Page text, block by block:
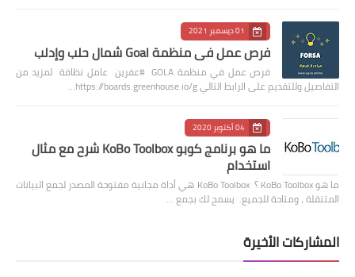
01 ديسمبر 2021
فرص عمل في منظمة Goal شمال حلب وإدلب
فرص عمل في منظمة GOLA #عفرين عامل نظافة لمزيد من
التفاصيل وللتقديم على الرابط التالي https://boards.greenhouse.io/g…
04 أكتوبر 2020
ما هو برنامج كوبو KoBo Toolbox شرح مع مثال
استخدام
ما هو KoBo Toolbox ؟ KoBo Toolbox هي أداة مجانية مفتوحة المصدر لجمع البيانات
المتنقلة ، ومتاحة للجميع. يسمح لك بجمع …
المشاركات الأخيرة